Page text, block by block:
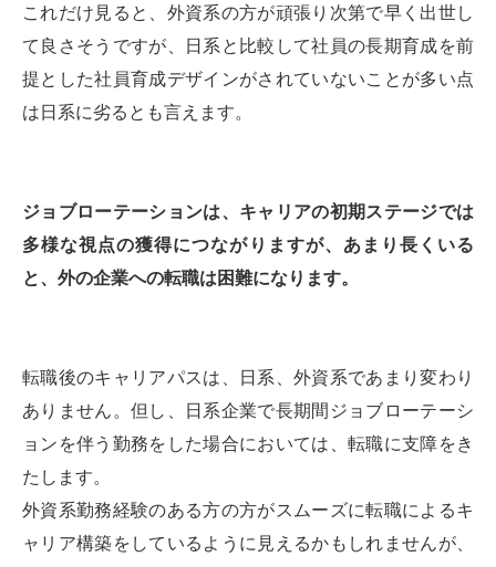
これだけ見ると、外資系の方が頑張り次第で早く出世し
て良さそうですが、日系と比較して社員の長期育成を前
提とした社員育成デザインがされていないことが多い点
は日系に劣るとも言えます。
ジョブローテーションは、キャリアの初期ステージでは
多様な視点の獲得につながりますが、あまり長くいる
と、外の企業への転職は困難になります。
転職後のキャリアパスは、日系、外資系であまり変わり
ありません。但し、日系企業で長期間ジョブローテーシ
ョンを伴う勤務をした場合においては、転職に支障をき
たします。
外資系勤務経験のある方の方がスムーズに転職によるキ
ャリア構築をしているように見えるかもしれませんが、